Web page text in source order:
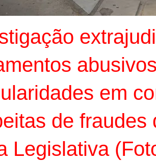
em
de fraudes
Legislativa